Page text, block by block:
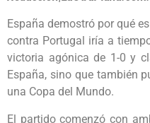
España demostró por qué
contra Portugal iría a
victoria agónica de 1-0 y
España, sino que también
una Copa del Mundo.
El partido comenzó con